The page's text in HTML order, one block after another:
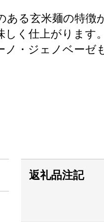
る玄米麺の特徴
く仕上がります。
・ジェノベーゼ
返礼品注記